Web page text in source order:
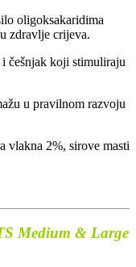
oligoksakaridima
zdravlje crijeva.
i češnjak koji stimuliraju
u pravilnom razvoju
vlakna 2%, sirove masti
Medium & Large